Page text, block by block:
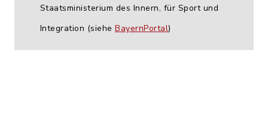
Staatsministerium des Innern, für Sport und
Integration (siehe BayernPortal)